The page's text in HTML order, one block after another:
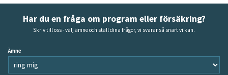
Har du en fråga om program eller försäkring?
Skriv till oss - välj ämne och ställ dina frågor, vi svarar så snart vi kan.
Ämne